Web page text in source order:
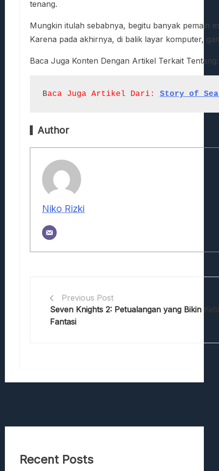
tenang.
Mungkin itulah sebabnya, begitu banyak pemain
Karena pada akhirnya, di balik layar komputer,
Baca Juga Konten Dengan Artikel Terkait
Baca Juga Artikel Dari: Story of
Author
Niko Rizki
Previous Post
Seven Knights 2: Petualangan yang Bikin
Fantasi
Recent Posts